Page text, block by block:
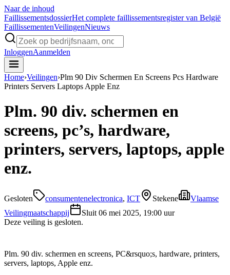
Naar de inhoud
FaillissementsdossierHet complete faillissementsregister van België
FaillissementenVeilingenNieuws
InloggenAanmelden
Home›Veilingen›Plm 90 Div Schermen En Screens Pcs Hardware
Printers Servers Laptops Apple Enz
Plm. 90 div. schermen en
screens, pc’s, hardware,
printers, servers, laptops, apple
enz.
Gesloten consumentenelectronica, ICT Stekene
Vlaamse
Veilingmaatschappij
Sluit 06 mei 2025, 19:00 uur
Deze veiling is gesloten.
Plm. 90 div. schermen en screens, PC&rsquo;s, hardware, printers,
servers, laptops, Apple enz.